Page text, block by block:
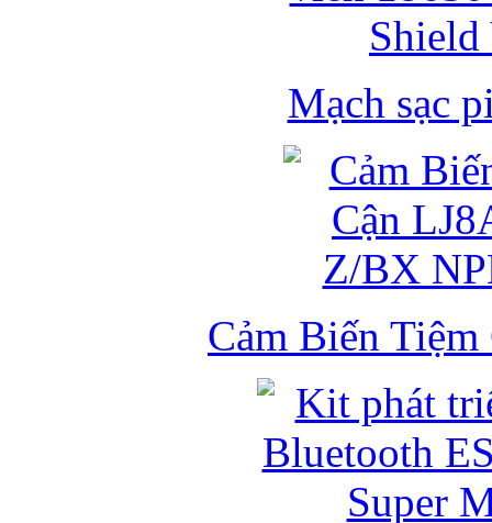
Mạch sạc
Cảm Biến